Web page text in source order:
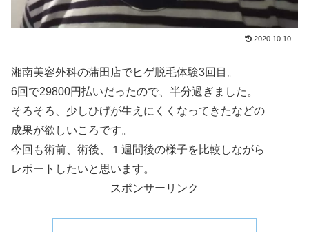
2020.10.10
湘南美容外科の蒲田店でヒゲ脱毛体験3回目。
6回で29800円払いだったので、半分過ぎました。
そろそろ、少しひげが生えにくくなってきたなどの
成果が欲しいころです。
今回も術前、術後、１週間後の様子を比較しながら
レポートしたいと思います。
スポンサーリンク